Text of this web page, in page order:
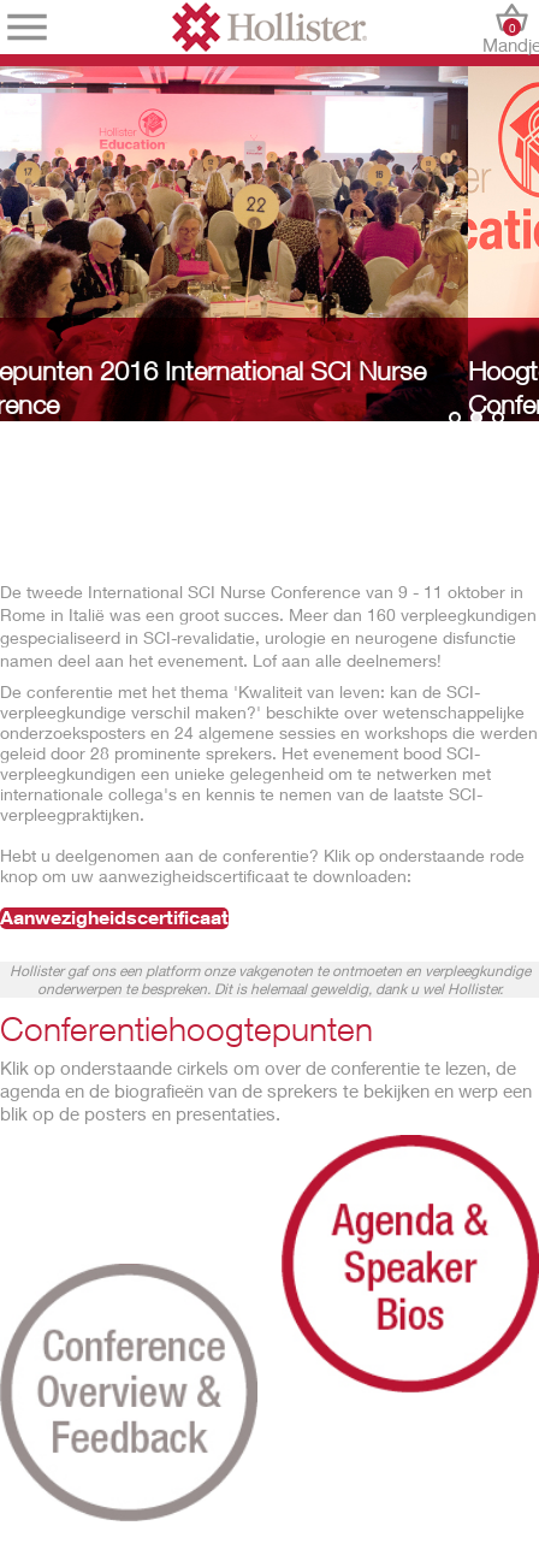
0
Nurse
Hoogtepunten 2016 International
Conference
De tweede International SCI Nurse Conference van 9 - 11 oktober in
Rome in Italië was een groot succes. Meer dan 160 verpleegkundigen
gespecialiseerd in SCI-revalidatie, urologie en neurogene disfunctie
namen deel aan het evenement. Lof aan alle deelnemers!
De conferentie met het thema 'Kwaliteit van leven: kan de SCI-
verpleegkundige verschil maken?' beschikte over wetenschappelijke
onderzoeksposters en 24 algemene sessies en workshops die werden
geleid door 28 prominente sprekers. Het evenement bood SCI-
verpleegkundigen een unieke gelegenheid om te netwerken met
internationale collega's en kennis te nemen van de laatste SCI-
verpleegpraktijken.
Hebt u deelgenomen aan de conferentie? Klik op onderstaande rode
knop om uw aanwezigheidscertificaat te downloaden:
Aanwezigheidscertificaat
Hollister gaf ons een platform onze vakgenoten te ontmoeten en verpleegkundige
onderwerpen te bespreken. Dit is helemaal geweldig, dank u wel Hollister.
Conferentiehoogtepunten
Klik op onderstaande cirkels om over de conferentie te lezen, de
agenda en de biografieën van de sprekers te bekijken en werp een
blik op de posters en presentaties.